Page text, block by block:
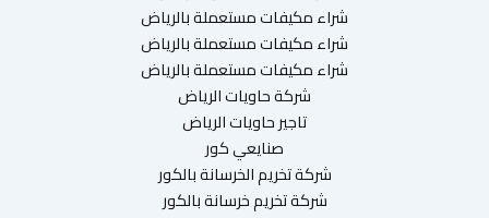
شراء مكيفات مستعملة بالرياض
شراء مكيفات مستعملة بالرياض
شراء مكيفات مستعملة بالرياض
شركة حاويات الرياض
تاجير حاويات الرياض
صنايعي كور
شركة تخريم الخرسانة بالكور
شركة تخريم خرسانة بالكور